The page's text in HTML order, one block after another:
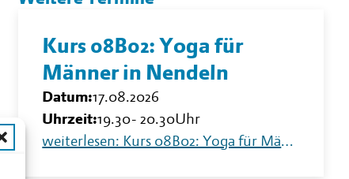
Kurs 08B02: Yoga für
Männer in Nendeln
Datum:17.08.2026
Uhrzeit:19.30-20.30Uhr
weiterlesen: Kurs 08B02: Yoga für Männer in Nendeln